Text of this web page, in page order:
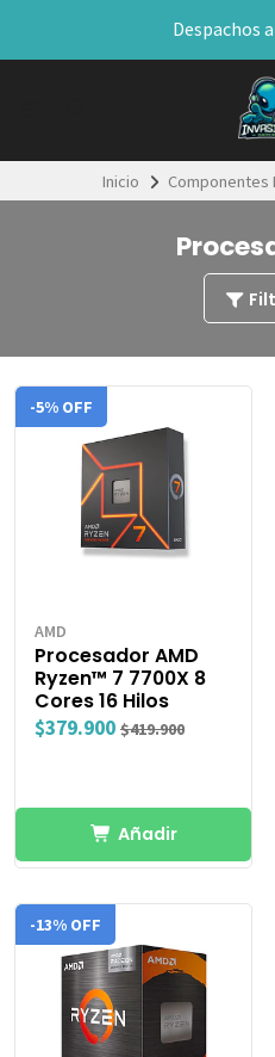
Despachos
Inicio Componentes
-5% OFF
AMD
Procesador AMD
Ryzen™ 7 7700X 8
Cores 16 Hilos
$379.900 $419.900
Añadir
-13% OFF